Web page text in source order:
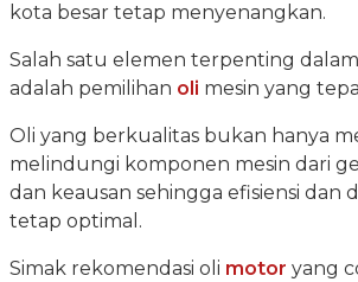
kota besar tetap menyenangkan.
Salah satu elemen terpenting
adalah pemilihan oli mesin yang
Oli yang berkualitas bukan hanya
melindungi komponen mesin dari
dan keausan sehingga efisiensi dan
tetap optimal.
Simak rekomendasi oli motor yang